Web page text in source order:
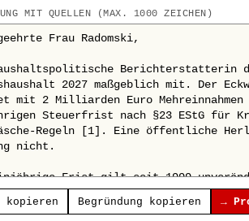
MIT QUELLEN (MAX. 1000 ZEICHEN)
kopieren Begründung kopieren →